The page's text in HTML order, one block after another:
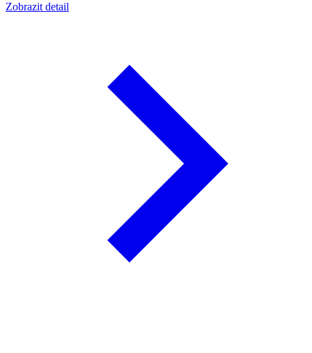
Zobrazit detail